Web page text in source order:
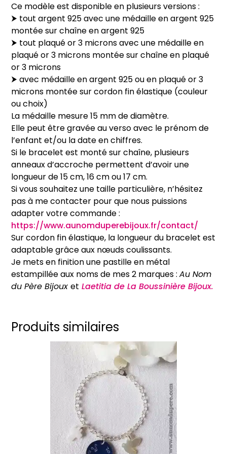
925
ou
plaqué
or)
Ce modèle est disponible en plusieurs versions :
⮞ tout argent 925 avec une médaille en argent 925
montée sur chaîne en argent 925
⮞ tout plaqué or 3 microns avec une médaille en
plaqué or 3 microns montée sur chaîne en plaqué
or 3 microns
⮞ avec médaille en argent 925 ou en plaqué or 3
microns montée sur cordon fin élastique (couleur
ou choix)
La médaille mesure 15 mm de diamètre.
Elle peut être gravée au verso avec le prénom de
l’enfant et/ou la date en chiffres.
Si le bracelet est monté sur chaîne, plusieurs
anneaux d’accroche permettent d’avoir une
longueur de 15 cm, 16 cm ou 17 cm.
Si vous souhaitez une taille particulière, n’hésitez
pas à me contacter pour que nous puissions
adapter votre commande :
https://www.aunomduperebijoux.fr/contact/
Sur cordon fin élastique, la longueur du bracelet est
adaptable grâce aux nœuds coulissants.
Je mets en finition une pastille en métal
estampillée aux noms de mes 2 marques :Au Nom
du Père Bijouxet Laetitia de La Boussinière Bijoux.
Produits similaires
Ce
produit
plusieurs
variations.
Les
options
peuvent
être